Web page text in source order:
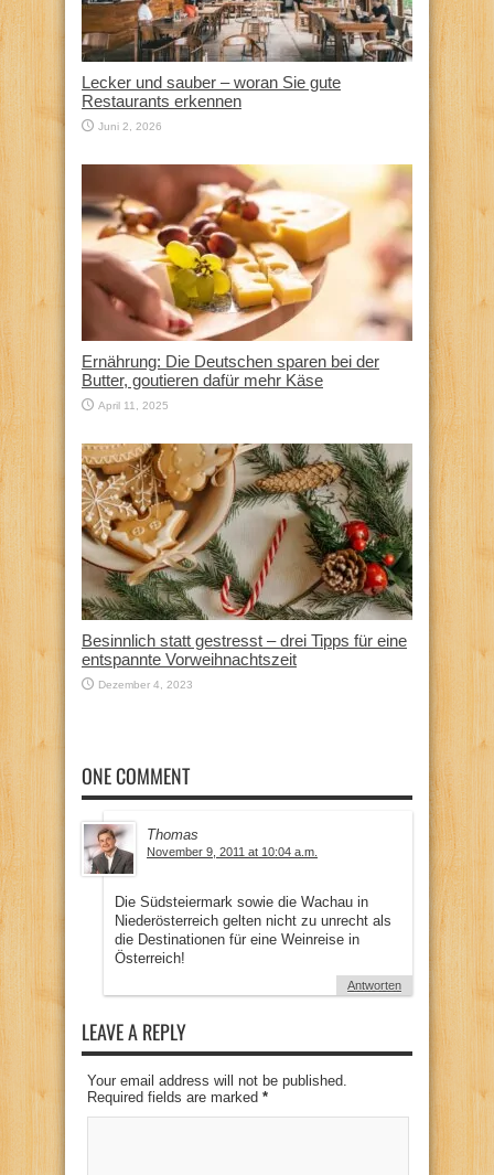
Lecker und sauber – woran Sie gute
Restaurants erkennen
Juni 2, 2026
Ernährung: Die Deutschen sparen bei der
Butter, goutieren dafür mehr Käse
April 11, 2025
Besinnlich statt gestresst – drei Tipps für eine
entspannte Vorweihnachtszeit
Dezember 4, 2023
ONE COMMENT
Thomas
November 9, 2011 at 10:04 a.m.
Die Südsteiermark sowie die Wachau in
Niederösterreich gelten nicht zu unrecht als
die Destinationen für eine Weinreise in
Österreich!
Antworten
LEAVE A REPLY
Your email address will not be published.
Required fields are marked *